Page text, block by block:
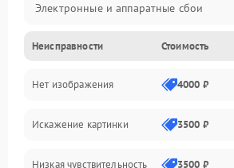
Электронные и аппаратные сбои
Неисправности сенсора и оптики
Программные ошибки
Электропитание
Неисправности Стоимость
Нет изображения 4000 ₽
Искажение картинки 3500 ₽
Низкая чувствительность 3500 ₽